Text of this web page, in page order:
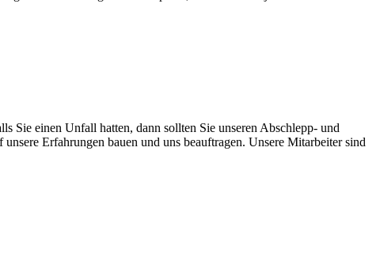
Sie einen Unfall hatten, dann sollten Sie unseren Abschlepp- und
Erfahrungen bauen und uns beauftragen. Unsere Mitarbeiter sind